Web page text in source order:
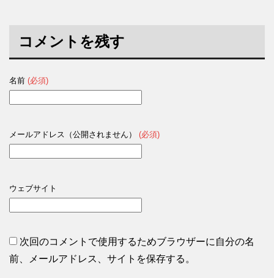
コメントを残す
名前 (必須)
メールアドレス（公開されません） (必須)
ウェブサイト
次回のコメントで使用するためブラウザーに自分の名
前、メールアドレス、サイトを保存する。